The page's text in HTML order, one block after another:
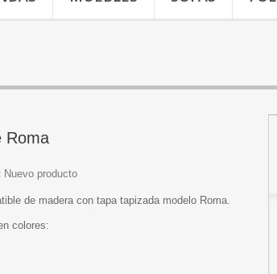
Roma
Nuevo producto
de madera con tapa tapizada modelo Roma.
colores: